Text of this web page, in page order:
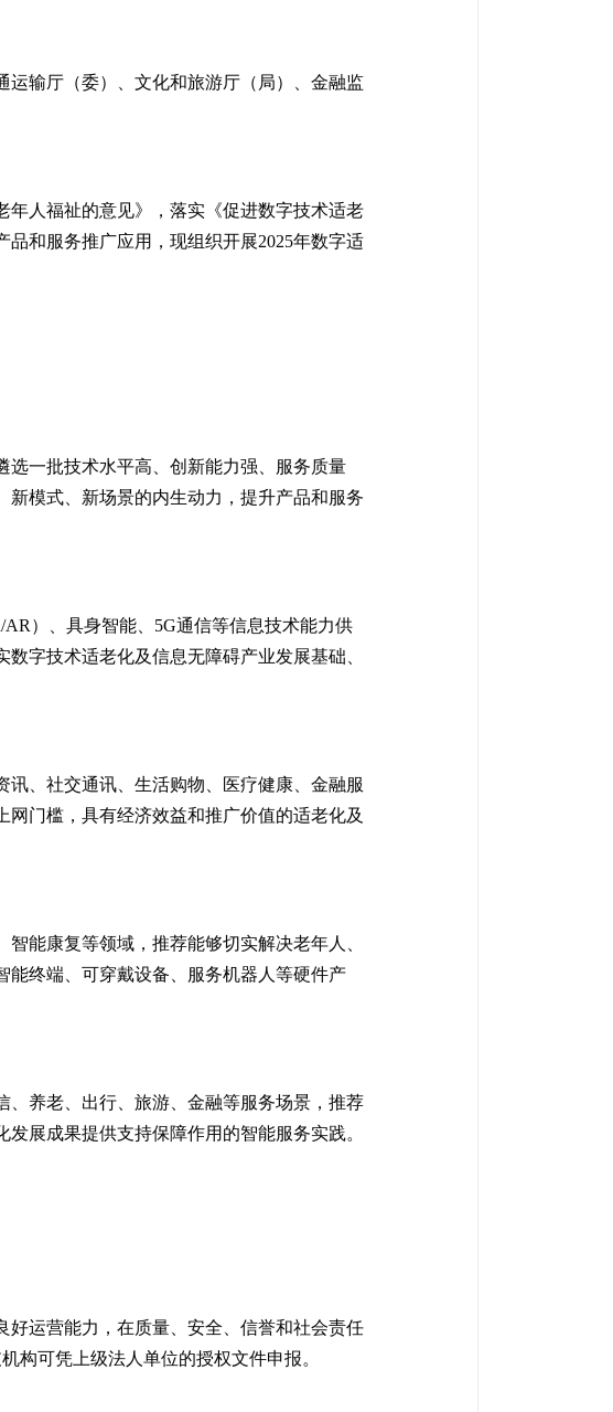
输厅（委）、文化和旅游厅（局）、金融监
人福祉的意见》，落实《促进数字技术适老
和服务推广应用，现组织开展2025年数字适
选一批技术水平高、创新能力强、服务质量
模式、新场景的内生动力，提升产品和服务
）、具身智能、5G通信等信息技术能力供
字技术适老化及信息无障碍产业发展基础、
讯、社交通讯、生活购物、医疗健康、金融服
门槛，具有经济效益和推广价值的适老化及
能康复等领域，推荐能够切实解决老年人、
能终端、可穿戴设备、服务机器人等硬件产
、养老、出行、旅游、金融等服务场景，推荐
展成果提供支持保障作用的智能服务实践。
好运营能力，在质量、安全、信誉和社会责任
构可凭上级法人单位的授权文件申报。